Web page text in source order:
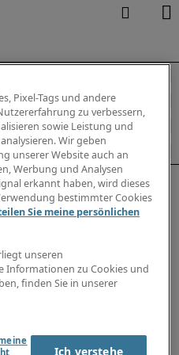
Pixel-Tags und andere
zu verbessern,
sowie Leistung und
Wir geben
unserer Website auch an
Werbung und Analysen
erkannt haben, wird dieses
bestimmter Cookies
Sie meine persönlichen
unseren
Informationen zu Cookies und
finden Sie in unserer
Ich verstehe